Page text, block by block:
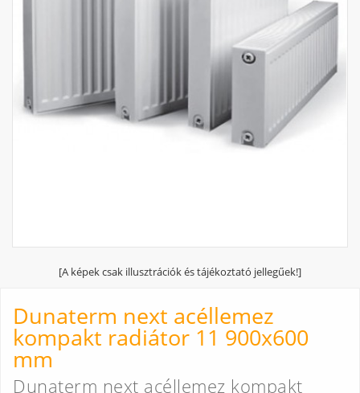
[A képek csak illusztrációk és tájékoztató jellegűek!]
Dunaterm next acéllemez
kompakt radiátor 11 900x600
mm
Dunaterm next acéllemez kompakt